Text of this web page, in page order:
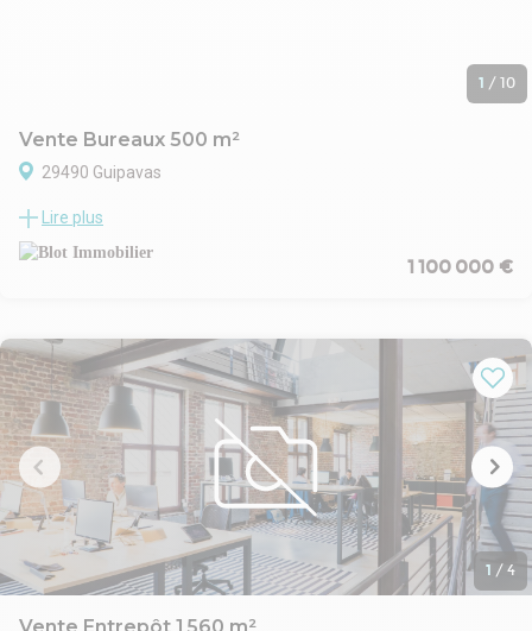
1 / 10
Vente Bureaux 500 m²
29490 Guipavas
Ensemble de bureaux dans un programme neuf, nommé "Green
Hub"
Plusieurs possibilités à l'achat ou à la location:
Facilement accessible et proche de toutes les commodités !
Disponibilité : Immédiate
Les informations sur les risques naturels, miniers, ou
technologiques, auxquels ces biens sont exposés, sont
disponibles sur le site www.georisques.gouv.fr
Lire plus
1 100 000 €
1 / 4